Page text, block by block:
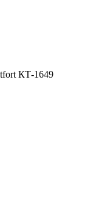
КТ-1649